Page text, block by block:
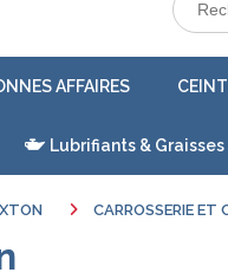
AFFAIRES
Lubrifiants & Graisses
CARROSSERIE ET